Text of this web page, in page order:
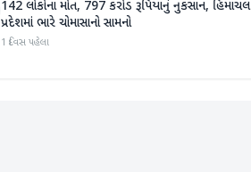
142 લોકોના મોત, 797 કરોડ રૂપિયાનું નુકસાન, હિમાચલ
પ્રદેશમાં ભારે ચોમાસાનો સામનો
1 દિવસ પહેલા